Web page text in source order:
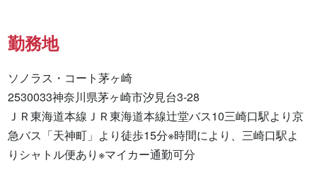
勤務地
ソノラス・コート茅ヶ崎
2530033神奈川県茅ヶ崎市汐見台3‐28
ＪＲ東海道本線ＪＲ東海道本線辻堂バス10三崎口駅より京
急バス「天神町」より徒歩15分※時間により、三崎口駅よ
りシャトル便あり※マイカー通勤可分